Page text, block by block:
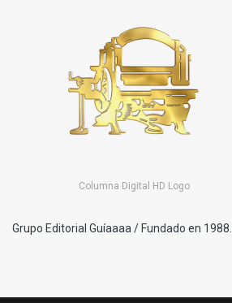
Columna Digital HD Logo
Grupo Editorial Guíaaaa / Fundado en 1988.